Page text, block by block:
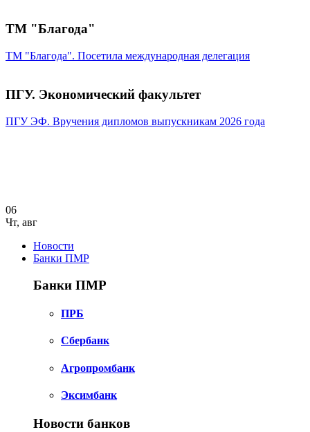
ТМ "Благода"
ТМ "Благода". Посетила международная делегация
ПГУ. Экономический факультет
ПГУ ЭФ. Вручения дипломов выпускникам 2026 года
06
Чт, авг
Новости
Банки ПМР
Банки ПМР
ПРБ
Сбербанк
Агропромбанк
Эксимбанк
Новости банков